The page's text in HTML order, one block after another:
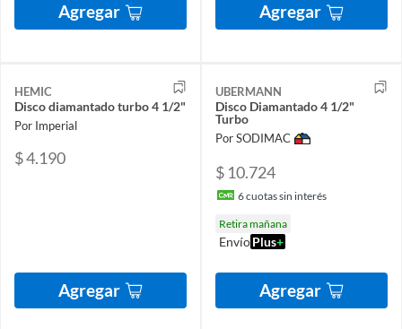
Agregar Agregar
HEMIC
Disco diamantado turbo 4 1/2"
Por Imperial
$ 4.190
Agregar
UBERMANN
Disco Diamantado 4 1/2"
Turbo
Por SODIMAC
$ 10.724
6cuotas sin interés
Retira mañana
EnvíoPlus+
Agregar